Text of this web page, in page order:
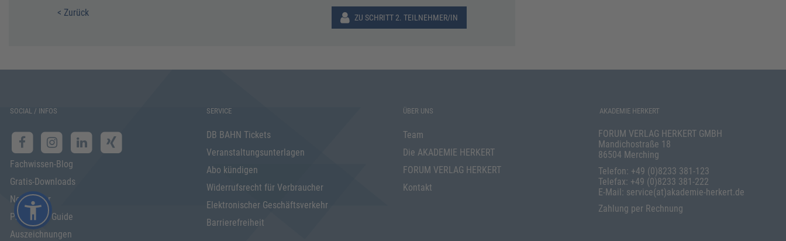
< Zurück ZU SCHRITT 2. TEILNEHMER/IN
SOCIAL / INFOS
Fachwissen-Blog
Gratis-Downloads
Newsletter
Programm Guide
Auszeichnungen
SERVICE
DB BAHN Tickets
Veranstaltungsunterlagen
Abo kündigen
Widerrufsrecht für Verbraucher
Elektronischer Geschäftsverkehr
Barrierefreiheit
ÜBER UNS
Team
Die AKADEMIE HERKERT
FORUM VERLAG HERKERT
Kontakt
AKADEMIE HERKERT
FORUM VERLAG HERKERT GMBH
Mandichostraße 18
86504 Merching
Telefon: +49 (0)8233 381-123
Telefax: +49 (0)8233 381-222
E-Mail: service(at)akademie-herkert.de
Zahlung per Rechnung